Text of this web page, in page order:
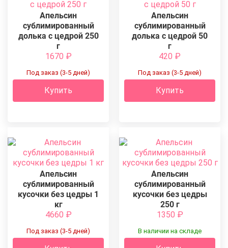
Апельсин
сублимированный
долька с цедрой 250
г
1670 ₽
Под заказ (3-5 дней)
Купить
Апельсин
сублимированный
долька с цедрой 50
г
420 ₽
Под заказ (3-5 дней)
Купить
Апельсин
сублимированный
кусочки без цедры 1
кг
4660 ₽
Под заказ (3-5 дней)
Апельсин
сублимированный
кусочки без цедры
250 г
1350 ₽
В наличии на складе